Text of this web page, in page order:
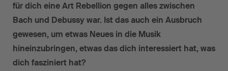
für dich eine Art Rebellion gegen alles zwischen
Bach und Debussy war. Ist das auch ein Ausbruch
gewesen, um etwas Neues in die Musik
hineinzubringen, etwas das dich interessiert hat, was
dich fasziniert hat?